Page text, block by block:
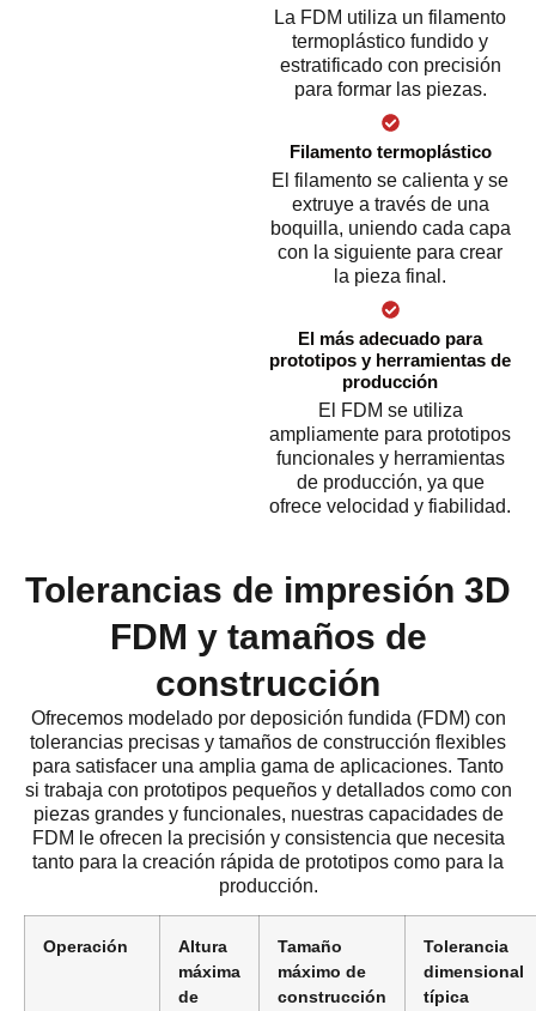
La FDM utiliza un filamento
termoplástico fundido y
estratificado con precisión
para formar las piezas.
Filamento termoplástico
El filamento se calienta y se
extruye a través de una
boquilla, uniendo cada capa
con la siguiente para crear
la pieza final.
El más adecuado para
prototipos y herramientas de
producción
El FDM se utiliza
ampliamente para prototipos
funcionales y herramientas
de producción, ya que
ofrece velocidad y fiabilidad.
Tolerancias de impresión 3D
FDM y tamaños de
construcción
Ofrecemos modelado por deposición fundida (FDM) con
tolerancias precisas y tamaños de construcción flexibles
para satisfacer una amplia gama de aplicaciones. Tanto
si trabaja con prototipos pequeños y detallados como con
piezas grandes y funcionales, nuestras capacidades de
FDM le ofrecen la precisión y consistencia que necesita
tanto para la creación rápida de prototipos como para la
producción.
Operación
Altura
máxima
de
Tamaño
máximo de
construcción
Tolerancia
dimensional
típica